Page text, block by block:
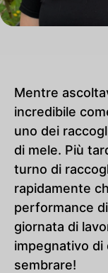
Mentre
incredibile
uno dei
di mele. Più
turno di
rapidamente
performance
giornata di
impegnativo di
sembrare!